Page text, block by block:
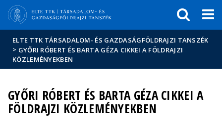
Hírek
Események
ELTE a
sajtóban
ELTE TTK TÁRSADALOM- ÉS GAZDASÁGFÖLDRAJZI TANSZÉK
> GYŐRI RÓBERT ÉS BARTA GÉZA CIKKEI A FÖLDRAJZI
KÖZLEMÉNYEKBEN
GYŐRI RÓBERT ÉS BARTA GÉZA CIKKEI A
FÖLDRAJZI KÖZLEMÉNYEKBEN